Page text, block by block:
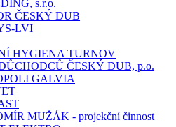
s.r.o.
ČESKÝ DUB
LVI
HYGIENA TURNOV
ČESKÝ DUB, p.o.
GALVIA
MUŽÁK - projekční činnost